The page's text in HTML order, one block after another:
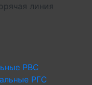
линия
РВС
РГС